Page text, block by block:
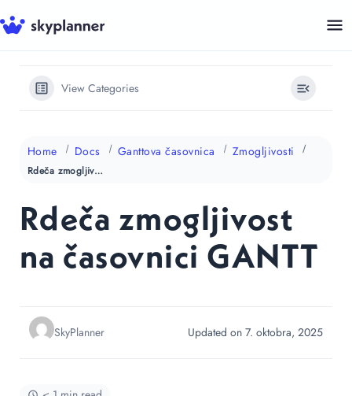
Skip
to
View Categories
Home Docs Ganttova časovnica Zmogljivosti
Rdeča zmogljivost na časovnici GANTT
Rdeča zmogljivost
na časovnici GANTT
SkyPlanner Updated on 7. oktobra, 2025